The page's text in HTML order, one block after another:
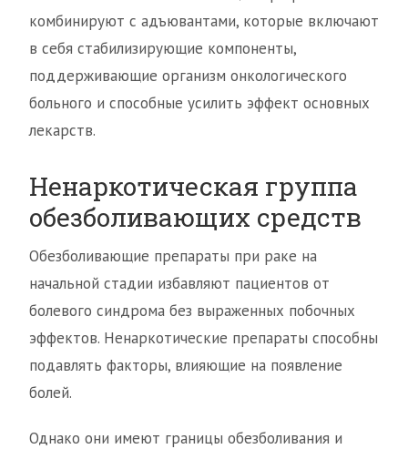
комбинируют с адъювантами, которые включают
в себя стабилизирующие компоненты,
поддерживающие организм онкологического
больного и способные усилить эффект основных
лекарств.
Ненаркотическая группа
обезболивающих средств
Обезболивающие препараты при раке на
начальной стадии избавляют пациентов от
болевого синдрома без выраженных побочных
эффектов. Ненаркотические препараты способны
подавлять факторы, влияющие на появление
болей.
Однако они имеют границы обезболивания и